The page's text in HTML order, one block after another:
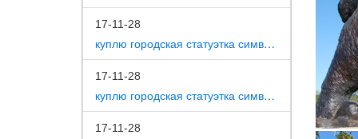
17-11-28
куплю городская статуэтка символ собака в метро москвы
17-11-28
куплю городская статуэтка символ собака на площади революции
17-11-28
2018